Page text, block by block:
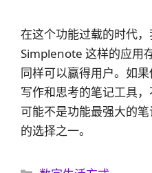
在这个功能过载的时代
Simplenote 这样的应用
同样可以赢得用户。如
写作和思考的笔记工具
可能不是功能最强大的
的选择之一。